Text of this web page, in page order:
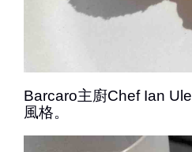
Barcaro主廚Chef Ian
風格。